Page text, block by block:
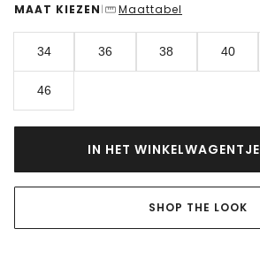
MAAT KIEZEN | Maattabel
34 36 38 40
46
IN HET WINKELWAGENTJE
SHOP THE LOOK